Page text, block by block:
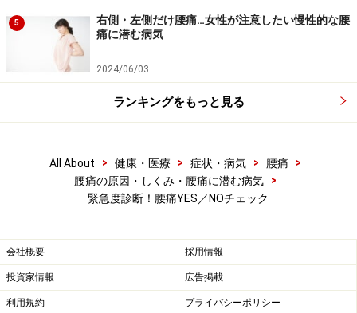
5
右側・左側だけ腰痛…女性が注意したい慢性的な腰
痛に潜む病気
2024/06/03
ランキングをもっと見る
All About > 健康・医療 > 症状・病気 > 腰痛
>
腰痛の原因・しくみ・腰痛に潜む病気
>
緊急度診断！腰痛YES／NOチェック
会社概要 採用情報
投資家情報 広告掲載
利用規約 プライバシーポリシー